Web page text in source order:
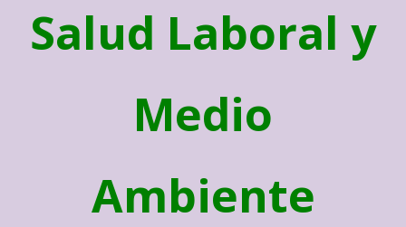
Salud Laboral y
Medio
Ambiente